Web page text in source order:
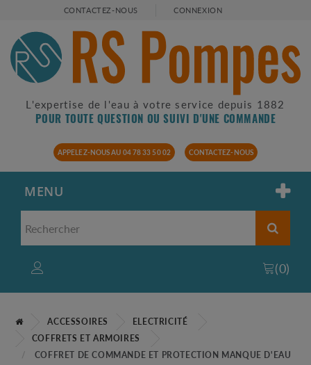
CONTACTEZ-NOUS CONNEXION
L'expertise de l'eau à votre service depuis 1882
POUR TOUTE QUESTION OU SUIVI D'UNE COMMANDE
APPELEZ-NOUS AU 04 78 33 50 02 CONTACTEZ-NOUS
MENU
(0)
ACCESSOIRES
ELECTRICITÉ
COFFRETS ET ARMOIRES
COFFRET DE COMMANDE ET PROTECTION MANQUE D'EAU